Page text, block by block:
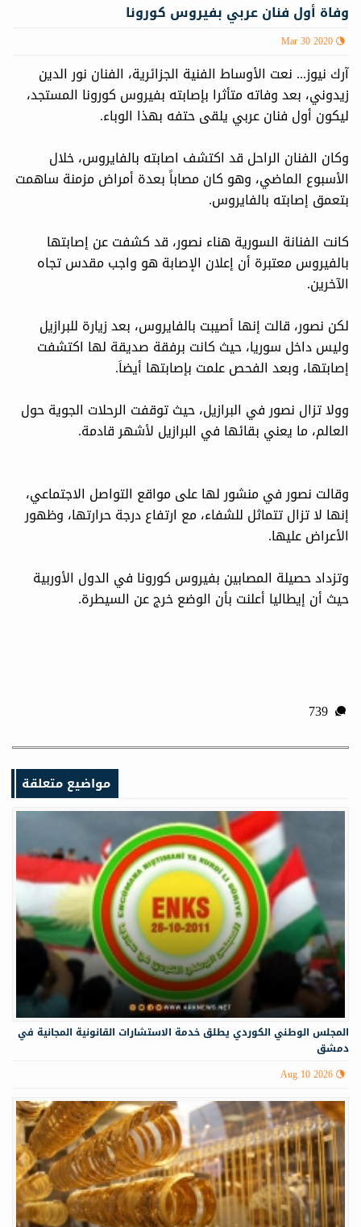
وفاة أول فنان عربي بفيروس كورونا
Mar 30 2020
آرك نيوز... نعت الأوساط الفنية الجزائرية، الفنان نور الدين
زيدوني، بعد وفاته متأثرا بإصابته بفيروس كورونا المستجد،
ليكون أول فنان عربي يلقى حتفه بهذا الوباء.
وكان الفنان الراحل قد اكتشف اصابته بالفايروس، خلال
الأسبوع الماضي، وهو كان مصاباً بعدة أمراض مزمنة ساهمت
بتعمق إصابته بالفايروس.
كانت الفنانة السورية هناء نصور، قد كشفت عن إصابتها
بالفيروس معتبرة أن إعلان الإصابة هو واجب مقدس تجاه
الآخرين.
لكن نصور، قالت إنها أصيبت بالفايروس، بعد زيارة للبرازيل
وليس داخل سوريا، حيث كانت برفقة صديقة لها اكتشفت
إصابتها، وبعد الفحص علمت بإصابتها أيضاَ.
وولا تزال نصور في البرازيل، حيث توقفت الرحلات الجوية حول
العالم، ما يعني بقائها في البرازيل لأشهر قادمة.
وقالت نصور في منشور لها على مواقع التواصل الاجتماعي،
إنها لا تزال تتماثل للشفاء، مع ارتفاع درجة حرارتها، وظهور
الأعراض عليها.
وتزداد حصيلة المصابين بفيروس كورونا في الدول الأوربية
حيث أن إيطاليا أعلنت بأن الوضع خرج عن السيطرة.
مواضيع متعلقة
المجلس الوطني الكوردي يطلق خدمة الاستشارات القانونية المجانية في
دمشق
Aug 10 2026